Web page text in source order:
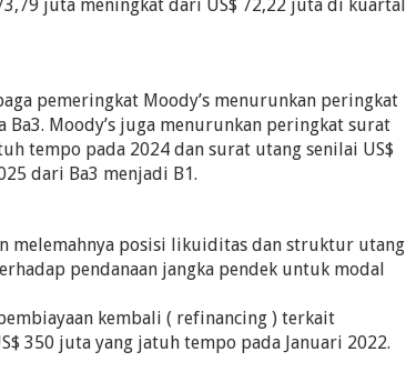
juta meningkat dari US$ 72,22 juta di kuartal
pemeringkat Moody’s menurunkan peringkat
Moody’s juga menurunkan peringkat surat
tempo pada 2024 dan surat utang senilai US$
dari Ba3 menjadi B1.
melemahnya posisi likuiditas dan struktur utang
pendanaan jangka pendek untuk modal
kembali ( refinancing ) terkait
350 juta yang jatuh tempo pada Januari 2022.